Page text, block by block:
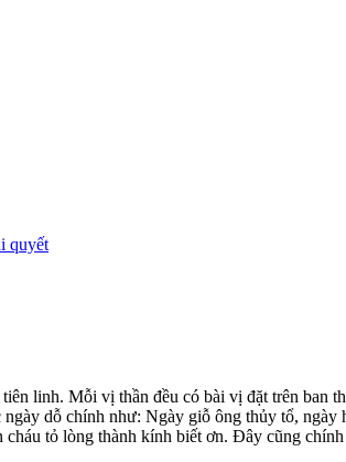
quyết
linh. Mỗi vị thần đều có bài vị đặt trên ban
dỗ chính như: Ngày giỗ ông thủy tổ,
tỏ lòng thành kính biết ơn. Đây cũng